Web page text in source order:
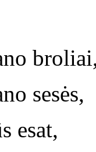
sesės,
esat,